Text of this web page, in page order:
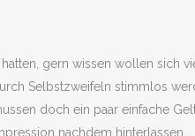
gern wissen wollen sich
Selbstzweifeln stimmlos
doch ein paar einfache
nachdem hinterlassen.